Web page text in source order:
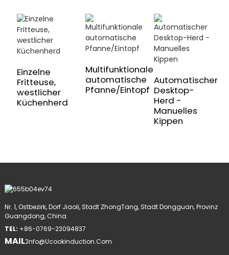
Einzelne
Fritteuse,
westlicher
Küchenherd
Multifunktionale
automatische
Pfanne/Eintopf
Automatischer
Desktop-
Herd -
Manuelles
Kippen
Nr. 1, Ostbezirk, Dorf Jiaoli, Stadt ZhongTang, Stadt Dongguan, Provinz
Guangdong, China.
TEL: +86-0769-23094837
MAIL:Info@ucookinduction.com